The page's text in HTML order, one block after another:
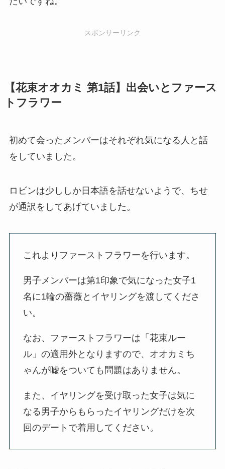
スポンサーリンク
【花束オオカミ 第1話】出会いとファース
トフラワー
初めて会ったメンバーはそれぞれ気になる人と話
をしていました。
ロビンは少ししか日本語を話せないようで、ちせ
が通訳をしてあげていました。
これよりファーストフラワーを行います。
男子メンバーは第1印象で気になった女子1
名に1輪の薔薇とイヤリングを渡してくださ
い。
なお、ファーストフラワーは「花束ルー
ル」の適用外となりますので、オオカミち
ゃんが嘘をついても問題はありません。
また、イヤリングを受け取った女子は気に
なる男子からもらったイヤリングだけを次
回のデートで着用してください。